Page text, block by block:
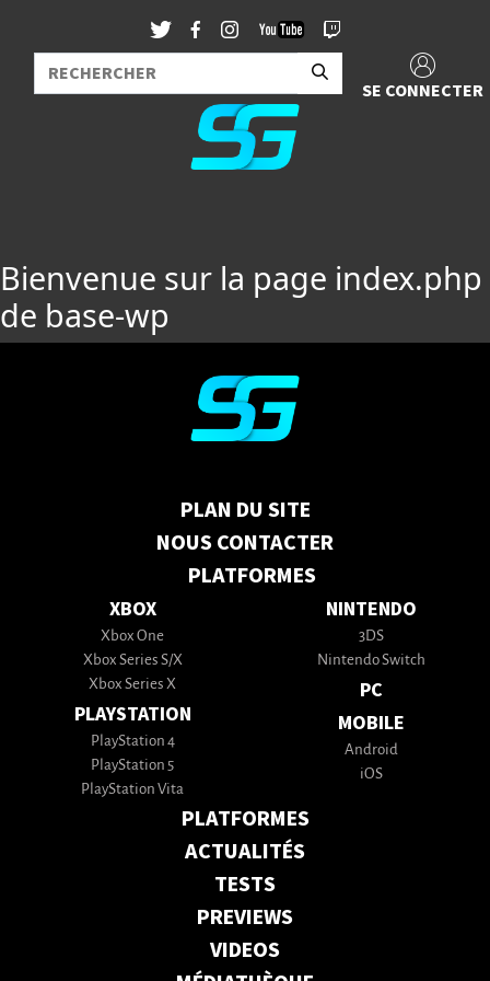
SE CONNECTER
Bienvenue sur la page index.php
de base-wp
PLAN DU SITE
NOUS CONTACTER
PLATFORMES
XBOX
Xbox One
Xbox Series S/X
Xbox Series X
PLAYSTATION
PlayStation 4
PlayStation 5
PlayStation Vita
NINTENDO
3DS
Nintendo Switch
PC
MOBILE
Android
iOS
PLATFORMES
ACTUALITÉS
TESTS
PREVIEWS
VIDEOS